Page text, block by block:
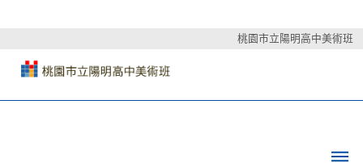
桃園市立陽明高中美術班